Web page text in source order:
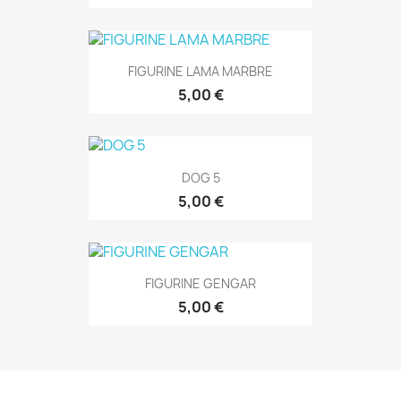
FIGURINE LAMA MARBRE
5,00 €
DOG 5
5,00 €
FIGURINE GENGAR
5,00 €